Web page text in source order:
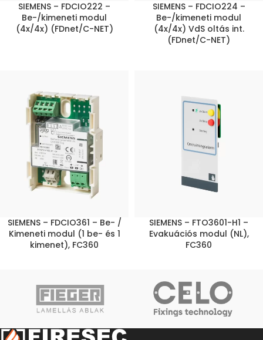
SIEMENS – FDCIO222 –
Be-/kimeneti modul
(4x/4x) (FDnet/C-NET)
SIEMENS – FDCIO224 –
Be-/kimeneti modul
(4x/4x) VdS oltás int.
(FDnet/C-NET)
SIEMENS – FDCIO361 – Be- /
Kimeneti modul (1 be- és 1
kimenet), FC360
SIEMENS – FTO3601-H1 –
Evakuációs modul (NL),
FC360